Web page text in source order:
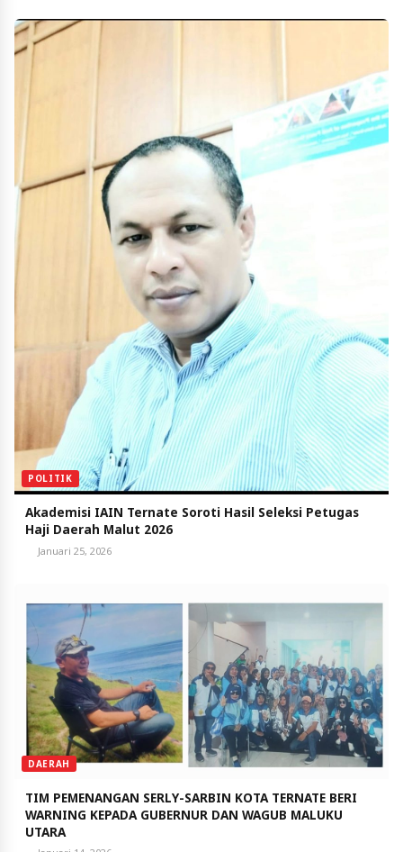
POLITIK
Akademisi IAIN Ternate Soroti Hasil Seleksi Petugas
Haji Daerah Malut 2026
Januari 25, 2026
DAERAH
TIM PEMENANGAN SERLY-SARBIN KOTA TERNATE BERI
WARNING KEPADA GUBERNUR DAN WAGUB MALUKU
UTARA